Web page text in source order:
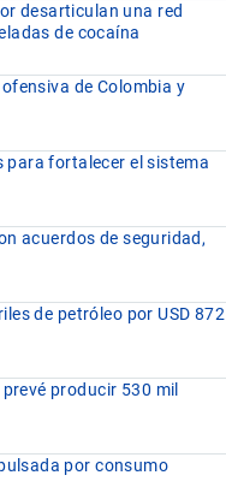
desarticulan una red
de cocaína
de Colombia y
para fortalecer el sistema
acuerdos de seguridad,
de petróleo por USD 872
producir 530 mil
por consumo